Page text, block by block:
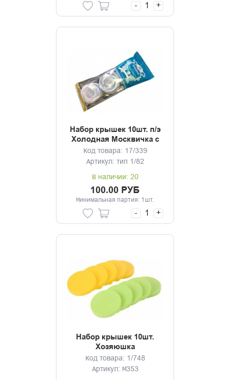
- +
Набор крышек 10шт. п/э
Холодная Москвичка с
рисунком
Код товара: 17/339
Артикул: тип 1/82
В наличии: 20
100.00 РУБ
Минимальная партия: 1шт.
- +
Набор крышек 10шт.
Хозяюшка
Код товара: 1/748
Артикул: М353